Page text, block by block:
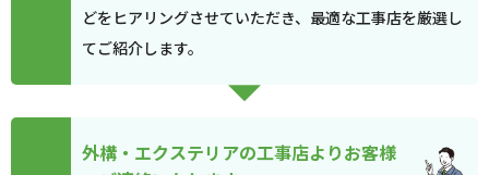
どをヒアリングさせていただき、最適な工事店を厳選し
てご紹介します。
外構・エクステリアの工事店よりお客様